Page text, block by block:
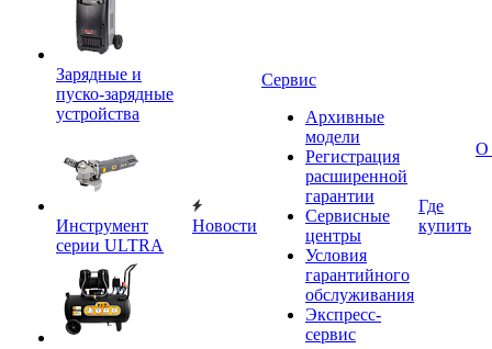
Зарядные и
пуско-зарядные
устройства
Инструмент
серии ULTRA
Новости
Сервис
Архивные
модели
Регистрация
расширенной
гарантии
Сервисные
центры
Условия
гарантийного
обслуживания
Экспресс-
сервис
Где
купить
О